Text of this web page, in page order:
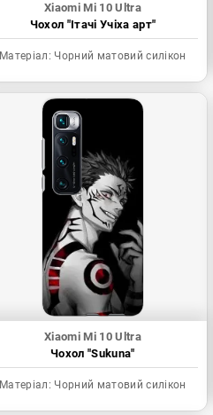
Xiaomi Mi 10 Ultra
Чохол "Ітачі Учіха арт"
Матеріал: Чорний матовий силікон
Xiaomi Mi 10 Ultra
Чохол "Sukuna"
Матеріал: Чорний матовий силікон